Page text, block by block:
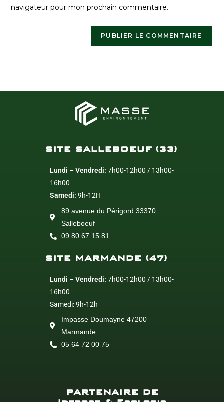
navigateur pour mon prochain commentaire.
SITE SALLEBOEUF (33)
Lundi – Vendredi: 7h00-12h00 / 13h00-
16h00
Samedi: 9h-12H
89 avenue du Périgord 33370
Salleboeuf
09 80 67 15 81
SITE MARMANDE (47)
Lundi – Vendredi: 7h00-12h00 / 13h00-
16h00
Samedi: 9h-12h
Impasse Doumayne 47200
Marmande
05 64 72 00 75
PARTENAIRE DE